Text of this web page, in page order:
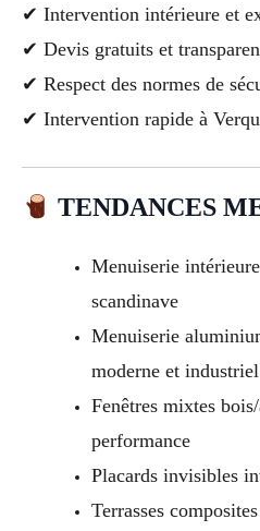
✔ Intervention intérieure et
✔ Devis gratuits et
✔ Respect des normes de
✔ Intervention rapide à
TENDANCES
Menuiserie
scandinave
Menuiserie
moderne et industriel
Fenêtres mixtes
performance
Placards invisibles
Terrasses